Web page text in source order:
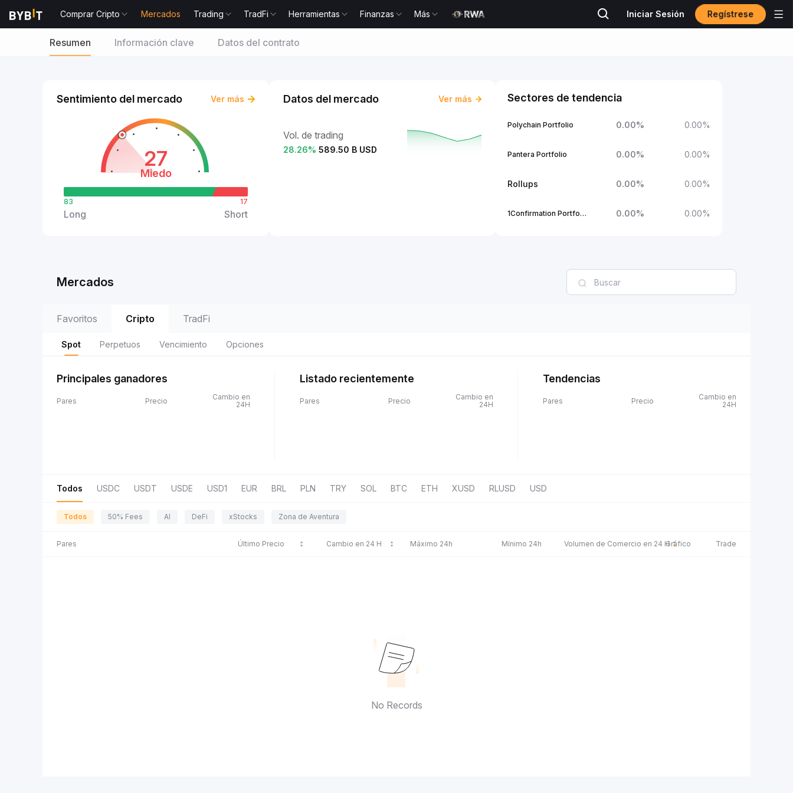
Comprar Cripto Mercados Trading TradFi Herramientas Finanzas Más Iniciar Sesión Regístrese
Resumen Información clave Datos del contrato
Sentimiento del mercado Ver más
27
Miedo
83
Long
17
Short
Datos del mercado Ver más
Vol. de trading
28.26% 589.50 B USD
Sectores de tendencia
Polychain Portfolio 0.00% 0.00%
Pantera Portfolio 0.00% 0.00%
Rollups 0.00% 0.00%
1Confirmation Portfolio 0.00% 0.00%
Mercados
Favoritos Cripto TradFi
Spot Perpetuos Vencimiento Opciones
Principales ganadores
Pares Precio
Cambio en
24H
Listado recientemente
Pares Precio
Cambio en
24H
Tendencias
Pares Precio
Cambio en
24H
Todos USDC USDT USDE USD1 EUR BRL PLN TRY SOL BTC ETH XUSD RLUSD USD
Todos 50% Fees AI DeFi xStocks Zona de Aventura
Pares Último Precio Cambio en 24 H Máximo 24h Mínimo 24h Volumen de Comercio en 24 HGráfico Trade
No Records